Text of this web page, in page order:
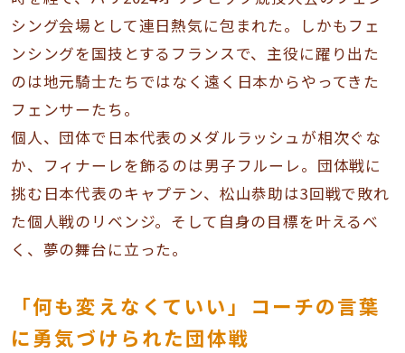
シング会場として連日熱気に包まれた。しかもフェ
ンシングを国技とするフランスで、主役に躍り出た
のは地元騎士たちではなく遠く日本からやってきた
フェンサーたち。
個人、団体で日本代表のメダルラッシュが相次ぐな
か、フィナーレを飾るのは男子フルーレ。団体戦に
挑む日本代表のキャプテン、松山恭助は3回戦で敗れ
た個人戦のリベンジ。そして自身の目標を叶えるべ
く、夢の舞台に立った。
「何も変えなくていい」コーチの言葉
に勇気づけられた団体戦